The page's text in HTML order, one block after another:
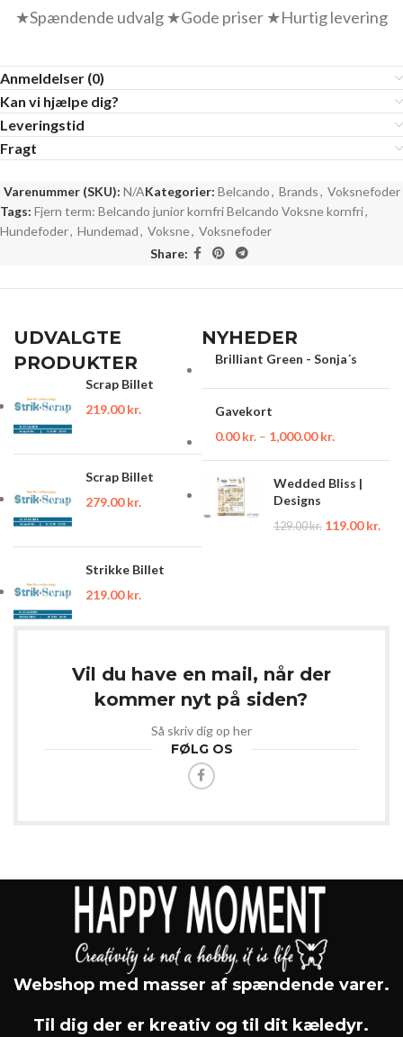
★Spændende udvalg ★Gode priser ★Hurtig levering
Anmeldelser (0)
Kan vi hjælpe dig?
Leveringstid
Fragt
Varenummer (SKU): N/AKategorier: Belcando, Brands, Voksnefoder
Tags: Fjern term: Belcando junior kornfri Belcando Voksne kornfri,
Hundefoder, Hundemad, Voksne, Voksnefoder
Share:
UDVALGTE
PRODUKTER
Scrap Billet
219.00kr.
Scrap Billet
279.00kr.
Strikke Billet
219.00kr.
NYHEDER
Brilliant Green - Sonja´s
Gavekort
0.00kr. – 1,000.00kr.
Wedded Bliss |
Designs
129.00kr. 119.00kr.
Vil du have en mail, når der
kommer nyt på siden?
Så skriv dig op her
FØLG OS
Webshop med masser af spændende varer.
Til dig der er kreativ og til dit kæledyr.